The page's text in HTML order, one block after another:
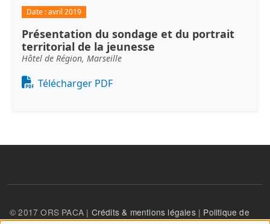
Date :avril 2019
Présentation du sondage et du portrait
territorial de la jeunesse
Hôtel de Région, Marseille
Document
Télécharger PDF
© 2017 ORS PACA | Crédits & mentions légales| Politique de